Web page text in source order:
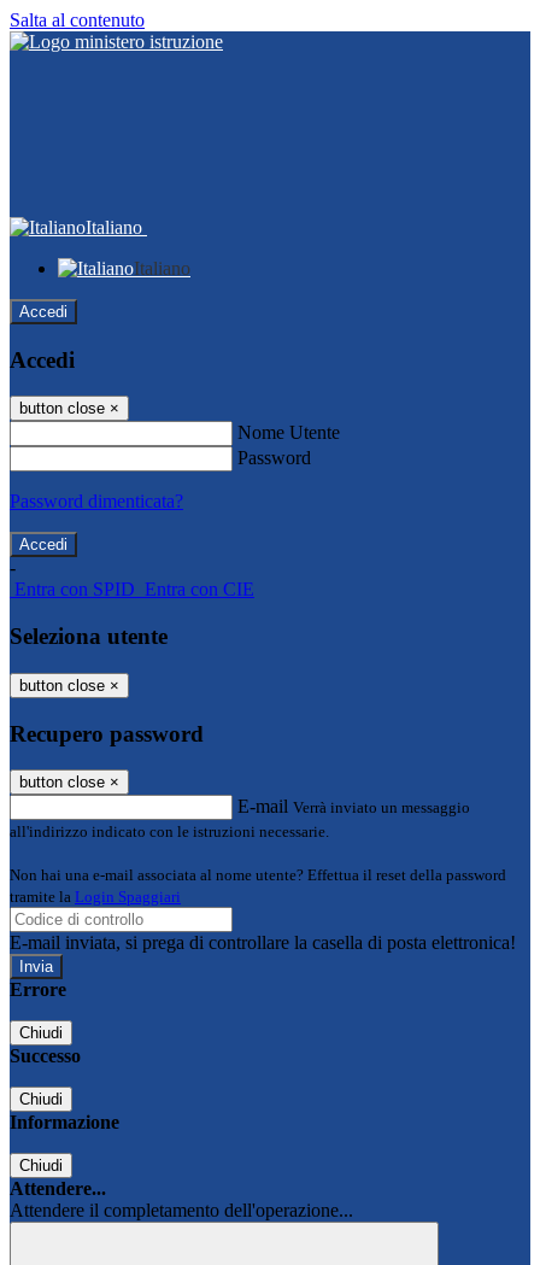
Salta al contenuto
Italiano
Italiano
Accedi
Accedi
button close ×
Nome Utente
Password
Password dimenticata?
-
Entra con SPID Entra con CIE
Seleziona utente
button close ×
Recupero password
button close ×
E-mail Verrà inviato un messaggio
all'indirizzo indicato con le istruzioni necessarie.
Non hai una e-mail associata al nome utente? Effettua il reset della password
tramite la Login Spaggiari
E-mail inviata, si prega di controllare la casella di posta elettronica!
Errore
Chiudi
Successo
Chiudi
Informazione
Chiudi
Attendere...
Attendere il completamento dell'operazione...